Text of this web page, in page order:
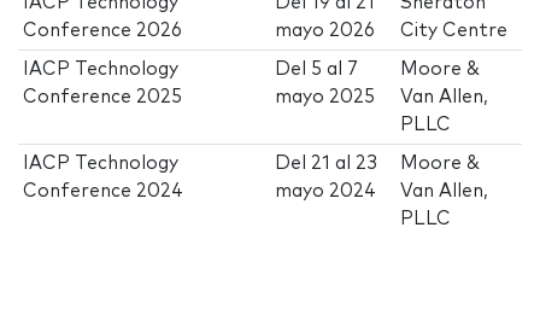
Conference 2026
mayo 2026
City Centre
IACP Technology
Conference 2025
Del 5 al
7
mayo 2025
Moore &
Van Allen,
PLLC
IACP Technology
Conference 2024
Del 21 al 23
mayo 2024
Moore &
Van Allen,
PLLC